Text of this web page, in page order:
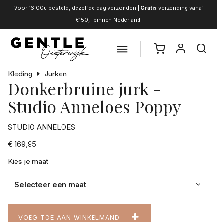
Voor 16.00u besteld, dezelfde dag verzonden | Gratis verzending vanaf
€150,- binnen Nederland
Kleding Jurken
Donkerbruine jurk -
Studio Anneloes Poppy
STUDIO ANNELOES
€ 169,95
Kies je maat
VOEG TOE AAN WINKELMAND